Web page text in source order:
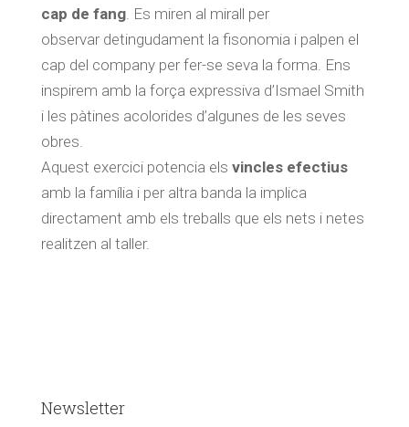
cap de fang. Es miren al mirall per
observar detingudament la fisonomia i palpen el
cap del company per fer-se seva la forma. Ens
inspirem amb la força expressiva d’Ismael Smith
i les pàtines acolorides d’algunes de les seves
obres.
Aquest exercici potencia els vincles efectius
amb la família i per altra banda la implica
directament amb els treballs que els nets i netes
realitzen al taller.
Newsletter